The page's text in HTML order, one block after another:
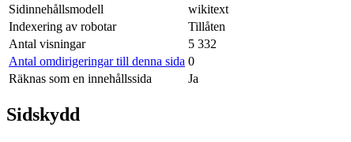
Sidinnehållsmodell
wikitext
Indexering av robotar
Tillåten
Antal visningar
5 332
Antal omdirigeringar till denna sida 0
Räknas som en innehållssida
Ja
Sidskydd